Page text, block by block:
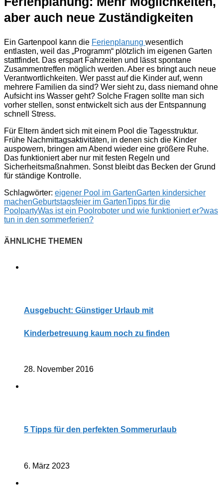
aber auch neue Zuständigkeiten
Ein Gartenpool kann die Ferienplanung wesentlich
entlasten, weil das „Programm“ plötzlich im eigenen Garten
stattfindet. Das erspart Fahrzeiten und lässt spontane
Zusammentreffen möglich werden. Aber es bringt auch neue
Verantwortlichkeiten. Wer passt auf die Kinder auf, wenn
mehrere Familien da sind? Wer sieht zu, dass niemand ohne
Aufsicht ins Wasser geht? Solche Fragen sollte man sich
vorher stellen, sonst entwickelt sich aus der Entspannung
schnell Stress.
Für Eltern ändert sich mit einem Pool die Tagesstruktur.
Frühe Nachmittagsaktivitäten, in denen sich die Kinder
auspowern, bringen am Abend wieder eine größere Ruhe.
Das funktioniert aber nur mit festen Regeln und
Sicherheitsmaßnahmen. Sonst bleibt das Becken der Grund
für ständige Kontrolle.
Schlagwörter: eigener Pool im GartenGarten kindersicher
machenGeburtstagsfeier im GartenTipps für die
PoolpartyWas ist ein Poolroboter und wie funktioniert er?was
tun in den sommerferien?
Ausgebucht: Günstiger Urlaub mit
Kinderbetreuung kaum noch zu finden
28. November 2016
5 Tipps für den perfekten Sommerurlaub
6. März 2023